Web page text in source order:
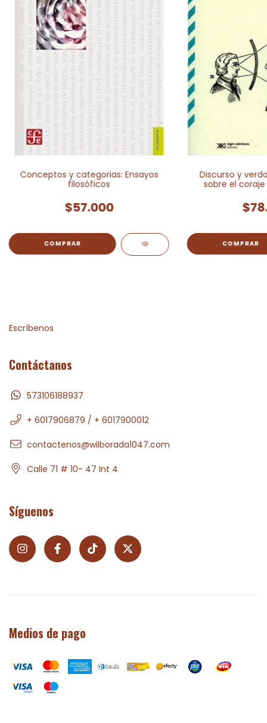
Conceptos y categorias: Ensayos
filosóficos
$57.000
Discurso y
sobre el
Escríbenos
Contáctanos
573106188937
+ 6017906879 / + 6017900012
contactenos@wilborada1047.com
Calle 71 # 10- 47 Int 4
Síguenos
Medios de pago